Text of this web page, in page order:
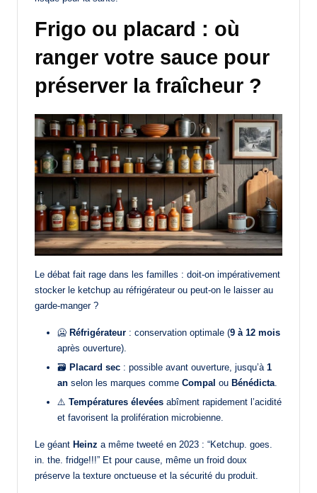
Frigo ou placard : où
ranger votre sauce pour
préserver la fraîcheur ?
Le débat fait rage dans les familles : doit-on impérativement
stocker le ketchup au réfrigérateur ou peut-on le laisser au
garde-manger ?
🥶 Réfrigérateur : conservation optimale (9 à 12 mois
après ouverture).
🗃️ Placard sec : possible avant ouverture, jusqu’à 1
an selon les marques comme Compal ou Bénédicta
⚠️ Températures élevées abîment rapidement l’acidité
et favorisent la prolifération microbienne.
Le géant Heinz a même tweeté en 2023 : “Ketchup. goes.
in. the. fridge!!!” Et pour cause, même un froid doux
préserve la texture onctueuse et la sécurité du produit.